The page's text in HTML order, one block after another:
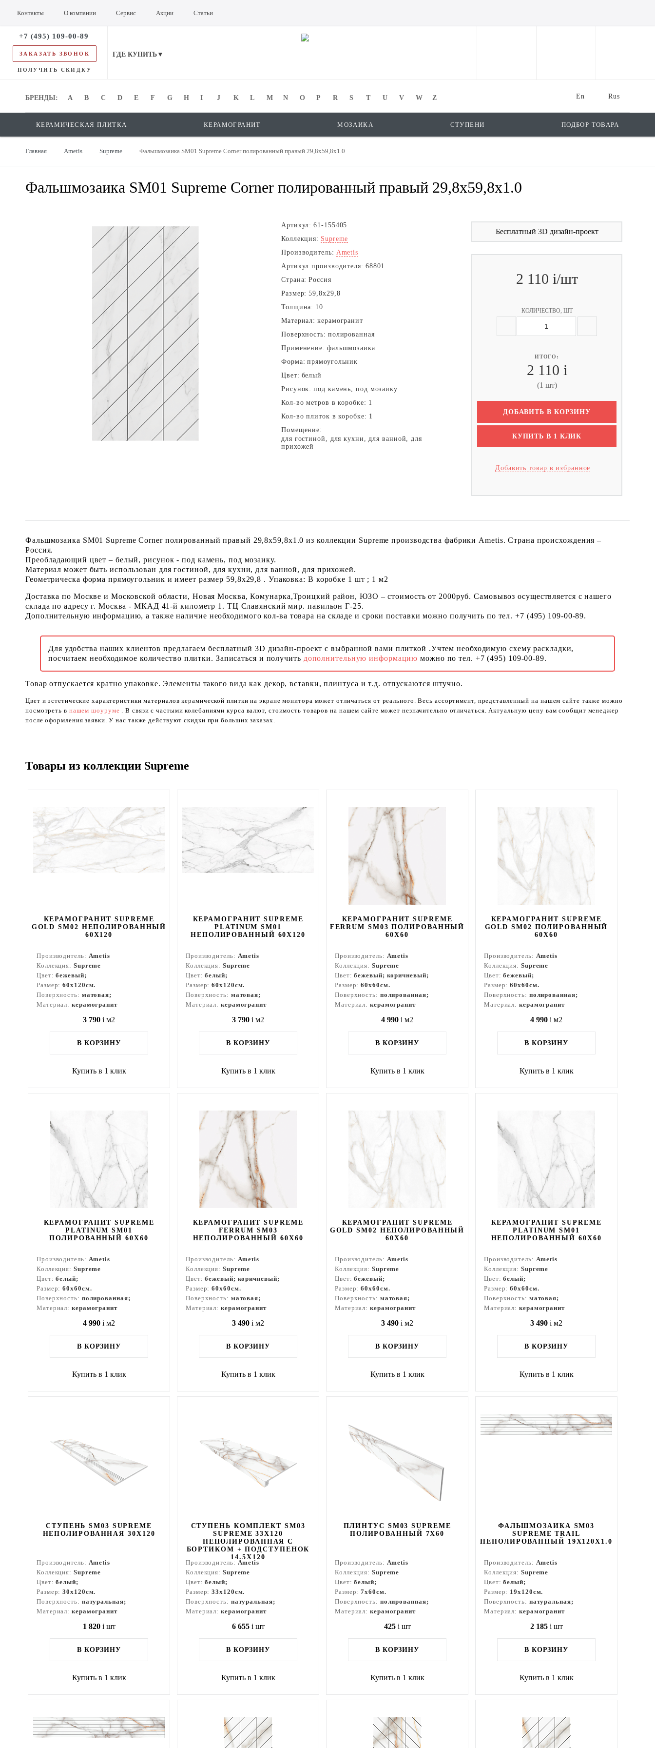
Контакты О компании Сервис Акции Статьи
+7 (495) 109-00-89
ЗАКАЗАТЬ ЗВОНОК
ПОЛУЧИТЬ СКИДКУ
ГДЕ КУПИТЬ▼
Rus
En
БРЕНДЫ: A B C D E F G H I J K L M N O P R S T U V W Z
БРЕНДЫ:
КЕРАМИЧЕСКАЯ ПЛИТКА КЕРАМОГРАНИТ МОЗАИКА СТУПЕНИ ПОДБОР ТОВАРА
Главная Ametis Supreme Фальшмозаика SM01 Supreme Corner полированный правый 29,8x59,8x1.0
Фальшмозаика SM01 Supreme Corner полированный правый 29,8x59,8x1.0
Артикул: 61-155405
Коллекция: Supreme
Производитель: Ametis
Артикул производителя: 68801
Страна: Россия
Размер: 59,8x29,8
Толщина: 10
Материал: керамогранит
Поверхность: полированная
Применение: фальшмозаика
Форма: прямоугольник
Цвет: белый
Рисунок: под камень, под мозаику
Кол-во метров в коробке: 1
Кол-во плиток в коробке: 1
Помещение:
для гостиной, для кухни, для ванной, для
прихожей
Бесплатный 3D дизайн-проект
2 110 i/шт
КОЛИЧЕСТВО, ШТ
ИТОГО:
2 110 i
(1 шт)
ДОБАВИТЬ В КОРЗИНУ
КУПИТЬ В 1 КЛИК
Добавить товар в избранное
Фальшмозаика SM01 Supreme Corner полированный правый 29,8x59,8x1.0 из коллекции Supreme производства фабрики Ametis. Страна происхождения –
Россия.
Преобладающий цвет – белый, рисунок - под камень, под мозаику.
Материал может быть использован для гостиной, для кухни, для ванной, для прихожей.
Геометрическа форма прямоугольник и имеет размер 59,8x29,8 . Упаковка: В коробке 1 шт ; 1 м2
Доставка по Москве и Московской области, Новая Москва, Комунарка,Троицкий район, ЮЗО – стоимость от 2000руб. Самовывоз осуществляется с нашего
склада по адресу г. Москва - МКАД 41-й километр 1. ТЦ Славянский мир. павильон Г-25.
Дополнительную информацию, а также наличие необходимого кол-ва товара на складе и сроки поставки можно получить по тел. +7 (495) 109-00-89.
Для удобства наших клиентов предлагаем бесплатный 3D дизайн-проект с выбранной вами плиткой .Учтем необходимую схему раскладки,
посчитаем необходимое количество плитки. Записаться и получить дополнительную информациюможно по тел. +7 (495) 109-00-89.
Товар отпускается кратно упаковке. Элементы такого вида как декор, вставки, плинтуса и т.д. отпускаются штучно.
Цвет и эстетические характеристики материалов керамической плитки на экране монитора может отличаться от реального. Весь ассортимент, представленный на нашем сайте также можно
посмотреть в нашем шоуруме . В связи с частыми колебаниями курса валют, стоимость товаров на нашем сайте может незначительно отличаться. Актуальную цену вам сообщит менеджер
после оформления заявки. У нас также действуют скидки при больших заказах.
Товары из коллекции Supreme
КЕРАМОГРАНИТ SUPREME
GOLD SM02 НЕПОЛИРОВАННЫЙ
60X120
Производитель: Ametis
Коллекция: Supreme
Цвет:бежевый;
Размер:60x120см.
Поверхность: матовая;
Материал: керамогранит
3 790 i м2
В КОРЗИНУ
Купить в 1 клик
КЕРАМОГРАНИТ SUPREME
PLATINUM SM01
НЕПОЛИРОВАННЫЙ 60X120
Производитель: Ametis
Коллекция: Supreme
Цвет:белый;
Размер:60x120см.
Поверхность: матовая;
Материал: керамогранит
3 790 i м2
В КОРЗИНУ
Купить в 1 клик
КЕРАМОГРАНИТ SUPREME
FERRUM SM03 ПОЛИРОВАННЫЙ
60X60
Производитель: Ametis
Коллекция: Supreme
Цвет:бежевый; коричневый;
Размер:60x60см.
Поверхность: полированная;
Материал: керамогранит
4 990 i м2
В КОРЗИНУ
Купить в 1 клик
КЕРАМОГРАНИТ SUPREME
GOLD SM02 ПОЛИРОВАННЫЙ
60X60
Производитель: Ametis
Коллекция: Supreme
Цвет:бежевый;
Размер:60x60см.
Поверхность: полированная;
Материал: керамогранит
4 990 i м2
В КОРЗИНУ
Купить в 1 клик
КЕРАМОГРАНИТ SUPREME
PLATINUM SM01
ПОЛИРОВАННЫЙ 60X60
Производитель: Ametis
Коллекция: Supreme
Цвет:белый;
Размер:60x60см.
Поверхность: полированная;
Материал: керамогранит
4 990 i м2
В КОРЗИНУ
Купить в 1 клик
КЕРАМОГРАНИТ SUPREME
FERRUM SM03
НЕПОЛИРОВАННЫЙ 60X60
Производитель: Ametis
Коллекция: Supreme
Цвет:бежевый; коричневый;
Размер:60x60см.
Поверхность: матовая;
Материал: керамогранит
3 490 i м2
В КОРЗИНУ
Купить в 1 клик
КЕРАМОГРАНИТ SUPREME
GOLD SM02 НЕПОЛИРОВАННЫЙ
60X60
Производитель: Ametis
Коллекция: Supreme
Цвет:бежевый;
Размер:60x60см.
Поверхность: матовая;
Материал: керамогранит
3 490 i м2
В КОРЗИНУ
Купить в 1 клик
КЕРАМОГРАНИТ SUPREME
PLATINUM SM01
НЕПОЛИРОВАННЫЙ 60X60
Производитель: Ametis
Коллекция: Supreme
Цвет:белый;
Размер:60x60см.
Поверхность: матовая;
Материал: керамогранит
3 490 i м2
В КОРЗИНУ
Купить в 1 клик
СТУПЕНЬ SM03 SUPREME
НЕПОЛИРОВАННАЯ 30X120
Производитель: Ametis
Коллекция: Supreme
Цвет:белый;
Размер:30x120см.
Поверхность: натуральная;
Материал: керамогранит
1 820 i шт
В КОРЗИНУ
Купить в 1 клик
СТУПЕНЬ КОМПЛЕКТ SM03
SUPREME 33X120
НЕПОЛИРОВАННАЯ С
БОРТИКОМ + ПОДСТУПЕНОК
14.5X120
Производитель: Ametis
Коллекция: Supreme
Цвет:белый;
Размер:33x120см.
Поверхность: натуральная;
Материал: керамогранит
6 655 i шт
В КОРЗИНУ
Купить в 1 клик
ПЛИНТУС SM03 SUPREME
ПОЛИРОВАННЫЙ 7X60
Производитель: Ametis
Коллекция: Supreme
Цвет:белый;
Размер:7x60см.
Поверхность: полированная;
Материал: керамогранит
425 i шт
В КОРЗИНУ
Купить в 1 клик
ФАЛЬШМОЗАИКА SM03
SUPREME TRAIL
НЕПОЛИРОВАННЫЙ 19X120X1.0
Производитель: Ametis
Коллекция: Supreme
Цвет:белый;
Размер: 19x120см.
Поверхность: натуральная;
Материал: керамогранит
2 185 i шт
В КОРЗИНУ
Купить в 1 клик